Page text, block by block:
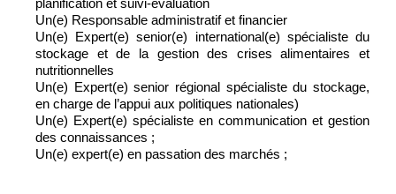
planification et suivi-évaluation
Un(e) Responsable administratif et financier
Un(e) Expert(e) senior(e) international(e) spécialiste du
stockage et de la gestion des crises alimentaires et
nutritionnelles
Un(e) Expert(e) senior régional spécialiste du stockage,
en charge de l’appui aux politiques nationales)
Un(e) Expert(e) spécialiste en communication et gestion
des connaissances ;
Un(e) expert(e) en passation des marchés ;